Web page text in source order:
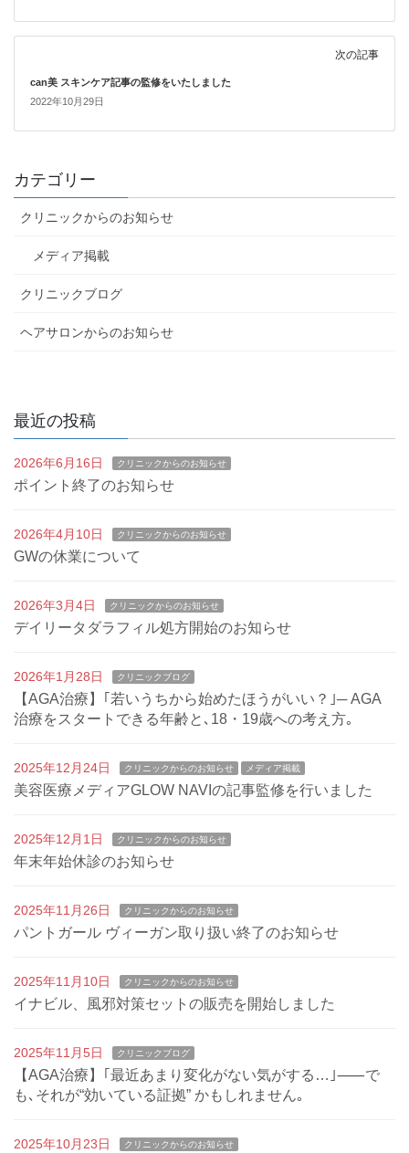
次の記事
can美 スキンケア記事の監修をいたしました
2022年10月29日
カテゴリー
クリニックからのお知らせ
メディア掲載
クリニックブログ
ヘアサロンからのお知らせ
最近の投稿
2026年6月16日 クリニックからのお知らせ
ポイント終了のお知らせ
2026年4月10日 クリニックからのお知らせ
GWの休業について
2026年3月4日 クリニックからのお知らせ
デイリータダラフィル処方開始のお知らせ
2026年1月28日 クリニックブログ
【AGA治療】｢若いうちから始めたほうがいい？｣─ AGA
治療をスタートできる年齢と､18・19歳への考え方｡
2025年12月24日 クリニックからのお知らせ メディア掲載
美容医療メディアGLOW NAVIの記事監修を行いました
2025年12月1日 クリニックからのお知らせ
年末年始休診のお知らせ
2025年11月26日 クリニックからのお知らせ
パントガール ヴィーガン取り扱い終了のお知らせ
2025年11月10日 クリニックからのお知らせ
イナビル、風邪対策セットの販売を開始しました
2025年11月5日 クリニックブログ
【AGA治療】｢最近あまり変化がない気がする…｣⸺で
も､それが“効いている証拠” かもしれません｡
2025年10月23日 クリニックからのお知らせ